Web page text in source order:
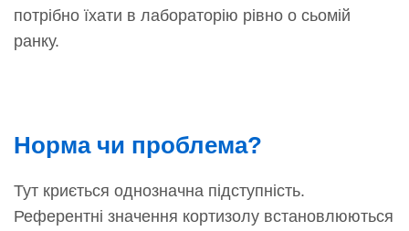
потрібно їхати в лабораторію рівно о сьомій
ранку.
Норма чи проблема?
Тут криється однозначна підступність.
Референтні значення кортизолу встановлюються